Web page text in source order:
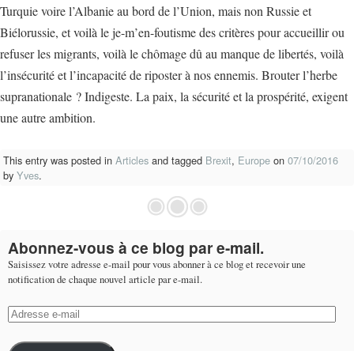
Turquie voire l’Albanie au bord de l’Union, mais non Russie et
Biélorussie, et voilà le je-m’en-foutisme des critères pour accueillir ou
refuser les migrants, voilà le chômage dû au manque de libertés, voilà
l’insécurité et l’incapacité de riposter à nos ennemis. Brouter l’herbe
supranationale ? Indigeste. La paix, la sécurité et la prospérité, exigent
une autre ambition.
This entry was posted in Articles and tagged Brexit, Europe on 07/10/2016
by Yves.
Abonnez-vous à ce blog par e-mail.
Saisissez votre adresse e-mail pour vous abonner à ce blog et recevoir une
notification de chaque nouvel article par e-mail.
Adresse
e-
mail